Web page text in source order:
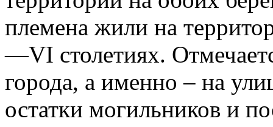
племена жили на
—VI столетиях.
города, а именно – на
остатки могильников и